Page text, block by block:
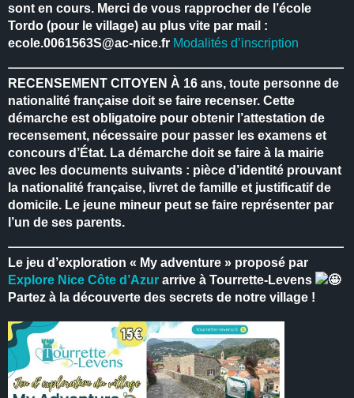
sont en cours. Merci de vous rapprocher de l’école
Tordo (pour le village) au plus vite par mail :
ecole.0061563S@ac-nice.fr Modalités d’inscription
RECENSEMENT CITOYEN À 16 ans, toute personne de
nationalité française doit se faire recenser. Cette
démarche est obligatoire pour obtenir l’attestation de
recensement, nécessaire pour passer les examens et
concours d’État. La démarche doit se faire à la mairie
avec les documents suivants : pièce d’identité prouvant
la nationalité française, livret de famille et justificatif de
domicile. Le jeune mineur peut se faire représenter par
l’un de ses parents.
Le jeu d’exploration « My adventure » proposé par
Explore Nice Côte d’Azur arrive à Tourrette-Levens
Partez à la découverte des secrets de notre village !